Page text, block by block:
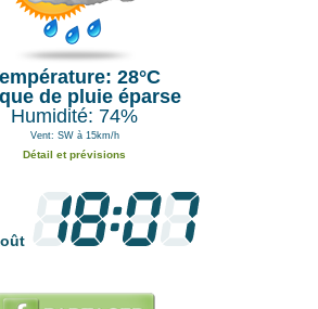
28°C
de pluie éparse
Humidité: 74%
Vent: SW à 15km/h
Détail et prévisions